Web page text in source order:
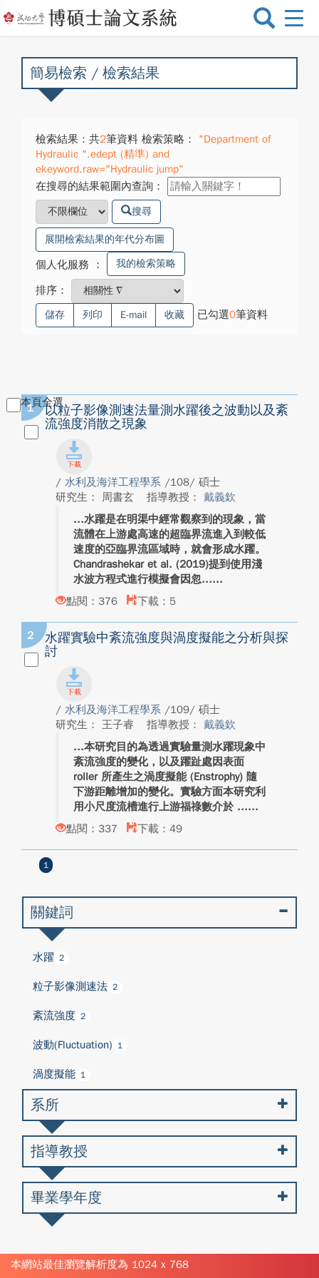
選
換
簡易檢索 / 檢索結果
檢索結果：共2筆資料 檢索策略：
"Department of
Hydraulic ".edept (精準) and
ekeyword.raw="Hydraulic jump"
在搜尋的結果範圍內查詢：
搜尋
展開檢索結果的年代分布圖
個人化服務 ： 我的檢索策略
排序：
儲存 列印 E-mail 收藏 已勾選0筆資料
本頁全選
1
以粒子影像測速法量測水躍後之波動以及紊
流強度消散之現象
/ 水利及海洋工程學系 /108/ 碩士
研究生： 周書玄
指導教授： 戴義欽
水躍是在明渠中經常觀察到的現象，當
流體在上游處高速的超臨界流進入到較低
速度的亞臨界流區域時，就會形成水躍。
Chandrashekar et al. (2019)提到使用淺
水波方程式進行模擬會因忽...
點閱：376
下載：5
2
水躍實驗中紊流強度與渦度擬能之分析與探
討
/ 水利及海洋工程學系 /109/ 碩士
研究生： 王子睿
指導教授： 戴義欽
本研究目的為透過實驗量測水躍現象中
紊流強度的變化，以及躍趾處因表面
roller 所產生之渦度擬能 (Enstrophy) 隨
下游距離增加的變化。實驗方面本研究利
用小尺度流槽進行上游福祿數介於 ...
點閱：337
下載：49
1
關鍵詞
水躍 2
粒子影像測速法 2
紊流強度 2
波動(Fluctuation) 1
渦度擬能 1
系所
指導教授
畢業學年度
本網站最佳瀏覽解析度為 1024 x 768